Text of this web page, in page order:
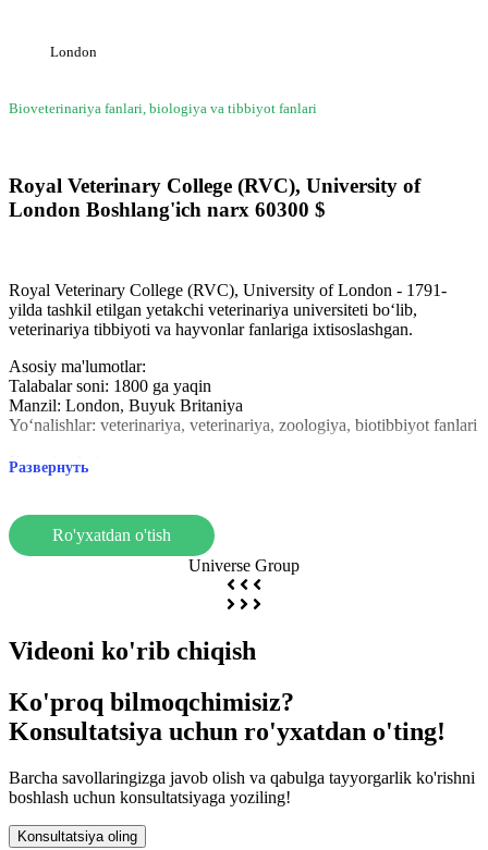
London
Bioveterinariya fanlari, biologiya va tibbiyot fanlari
Royal Veterinary College (RVC), University of
London Boshlang'ich narx 60300 $
Royal Veterinary College (RVC), University of London - 1791-
yilda tashkil etilgan yetakchi veterinariya universiteti bo‘lib,
veterinariya tibbiyoti va hayvonlar fanlariga ixtisoslashgan.
Asosiy ma'lumotlar:
Talabalar soni: 1800 ga yaqin
Manzil: London, Buyuk Britaniya
Yo‘nalishlar: veterinariya, veterinariya, zoologiya, biotibbiyot fanlari
Xususiyatlari:
Dunyo yetakchisi: Buyuk Britaniya veterinariya kengashi (RCVS)
maktablaridan biri.
Zamonaviy jihozlar: Laboratoriyalar, klinikalar va ilmiy markazlar.
Xalqaro hamkorlik: butun dunyo bo'ylab stajirovkalar va
Talabalarni qo'llab-quvvatlash: Akademik yordam, martaba bo'yicha
Royal Veterinary College - veterinariya sohasida karyera qilishni
istagan talabalar uchun ajoyib joy bo‘lib, kuchli akademik obro‘ga
Развернуть
Ro'yxatdan o'tish
Universe Group
Videoni ko'rib chiqish
Ko'proq bilmoqchimisiz?
Konsultatsiya uchun ro'yxatdan o'ting!
Barcha savollaringizga javob olish va qabulga tayyorgarlik ko'rishni
boshlash uchun konsultatsiyaga yoziling!
Konsultatsiya oling